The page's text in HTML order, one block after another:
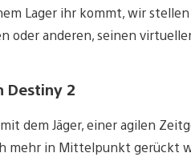
Lager ihr kommt, wir
oder anderen, seinen
Destiny 2
dem Jäger, einer agilen
mehr in Mittelpunkt gerückt